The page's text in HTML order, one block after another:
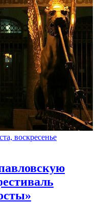
воскресенье